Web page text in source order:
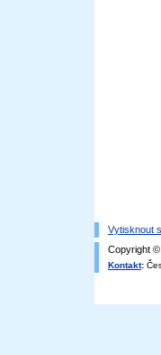
Vytisknout
Copyright
Kontakt: